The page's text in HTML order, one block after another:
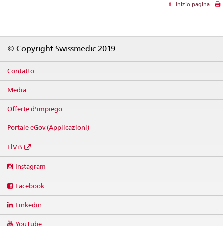
Inizio pagina
© Copyright Swissmedic 2019
Contatto
Media
Offerte d'impiego
Portale eGov (Applicazioni)
ElViS
media
Instagram
Facebook
Linkedin
YouTube